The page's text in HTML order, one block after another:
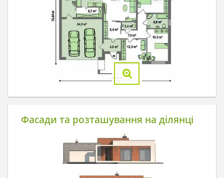
Фасади та розташування на ділянці